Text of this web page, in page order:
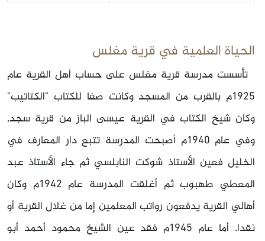
الحياة العلمية في قرية مغلس
تأسست مدرسة قرية مغلس على حساب أهل القرية عام
1925م بالقرب من المسجد وكانت صفا للكتاب "الكتاتيب"
وكان شيخ الكتاب في القرية عيسى الباز من قرية سجد,
وفي عام 1940م أصبحت المدرسة تتبع دار المعارف في
الخليل فعين الأستاذ شوكت النابلسي ثم جاء الأستاذ عبد
المعطي طهبوب ثم أغلقت المدرسة عام 1942م وكان
أهالي القرية يدفعون رواتب المعلمين إما من غلال القرية أو
نقدا. أما عام 1945م فقد عين الشيخ محمود أحمد أبو